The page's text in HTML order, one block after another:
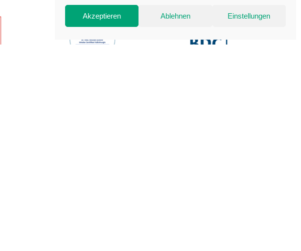
Akzeptieren Ablehnen Einstellungen